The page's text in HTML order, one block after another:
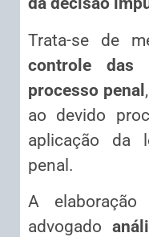
Trata-se de
controle das
processo penal
ao devido
aplicação da
penal.
A
advogado